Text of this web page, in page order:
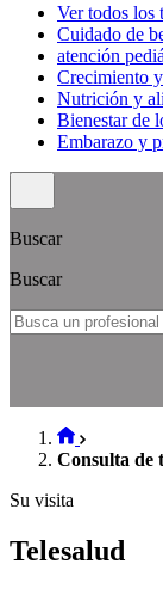
Ver todos los
Cuidado de
atención
Crecimiento
Nutrición y
Bienestar de
Embarazo y
Buscar
Buscar
Consulta de
Su visita
Telesalud